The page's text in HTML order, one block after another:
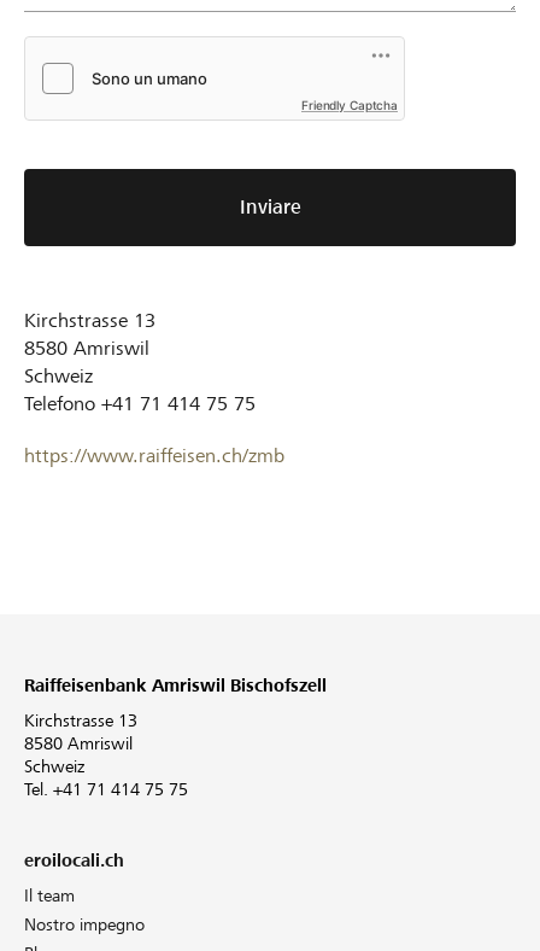
Friendly Captcha
Inviare
Kirchstrasse 13
8580 Amriswil
Schweiz
Telefono +41 71 414 75 75
https://www.raiffeisen.ch/zmb
Raiffeisenbank Amriswil Bischofszell
Kirchstrasse 13
8580 Amriswil
Schweiz
Tel. +41 71 414 75 75
eroilocali.ch
Il team
Nostro impegno